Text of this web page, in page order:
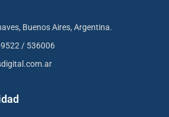
Buenos Aires, Argentina.
/ 536006